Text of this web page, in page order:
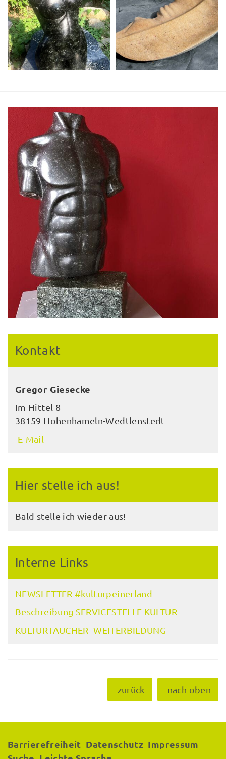
Kontakt
Gregor Giesecke
Im Hittel 8
38159 Hohenhameln-Wedtlenstedt
E-Mail
Hier stelle ich aus!
Bald stelle ich wieder aus!
Interne Links
NEWSLETTER #kulturpeinerland
Beschreibung SERVICESTELLE KULTUR
KULTURTAUCHER- WEITERBILDUNG
zurück nach oben
Barrierefreiheit Datenschutz Impressum